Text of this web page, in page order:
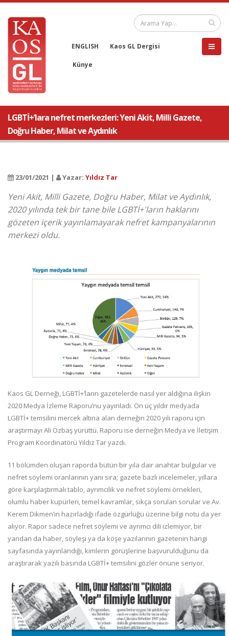
ENGLISH Kaos GL Dergisi
Künye
LGBTİ+’lara nefret merkezleri: Yeni Akit, Milli Gazete,
Doğru Haber, Milat ve Aydınlık
23/01/2021 | Yazar: Yıldız Tar
Yeni Akit, Milli Gazete, Doğru Haber, Milat ve Aydınlık,
2020 yılında tek bir tane bile LGBTİ+'ların haklarını
gözeten içerik yayınlamayarak nefret kampanyalarının
merkezi oldu.
Kaos GL Derneği, LGBTİ+’ların gazetelerde nasıl yer aldığına ilişkin
2020 Medya İzleme Raporu’nu yayınladı. On üç yıldır medyada
LGBTİ+ temsilini mercek altına alan derneğin 2020 yılı raporu için
araştırmayı Ali Özbaş yürüttü. Raporu ise derneğin Medya ve İletişim
Program Koordinatörü Yıldız Tar yazdı.
11 bölümden oluşan raporda bütün bir yıla dair anahtar bulgular ve
nefret söylemi oranlarının yanı sıra; gazete bazlı incelemeler, yıllara
göre karşılaştırmalı tablo, ayrımcılık ve nefret söylemi örnekleri,
olumlu haber kupürleri, temel kavramlar, sıkça sorulan sorular ve Av.
Kerem Dikmen’in hazırladığı ifade özgürlüğü üzerine bilgi notu da yer
alıyor. Rapor sadece nefret söylemi ve ayrımcı dili izlemiyor, bir
yandan da haber, söyleşi ya da köşe yazılarının gazetenin hangi
sayfasında yayınlandığı, kimlerin görüşlerine başvurulduğunu da
araştırarak yazılı basında LGBTİ+ temsilini gözler önüne seriyor.